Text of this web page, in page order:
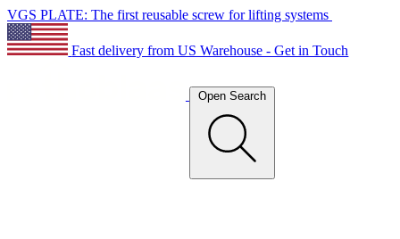
VGS PLATE: The first reusable screw for lifting systems
Fast delivery from US Warehouse - Get in Touch
Open Search